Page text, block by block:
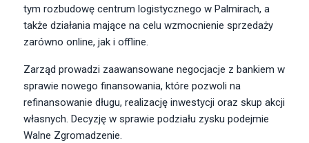
tym rozbudowę centrum logistycznego w Palmirach, a
także działania mające na celu wzmocnienie sprzedaży
zarówno online, jak i offline.
Zarząd prowadzi zaawansowane negocjacje z bankiem w
sprawie nowego finansowania, które pozwoli na
refinansowanie długu, realizację inwestycji oraz skup akcji
własnych. Decyzję w sprawie podziału zysku podejmie
Walne Zgromadzenie.